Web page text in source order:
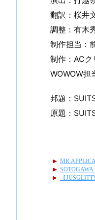
翻訳：桜井
調整：有木
制作担当：
制作：ACク
WOWOW担
邦題：
原題：